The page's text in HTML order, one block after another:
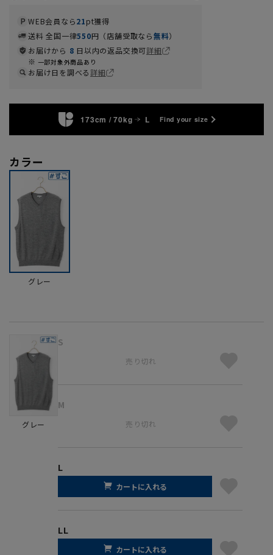
WEB会員なら21pt獲得
送料 全国一律550円（店舗受取なら無料）
お届けから 8 日以内の返品交換可詳細
一部対象外商品あり
お届け日を調べる詳細
173cm / 70kg L Find your size
カラー
グレー
グレー
S
売り切れ
M
売り切れ
L
カートに入れる
LL
カートに入れる